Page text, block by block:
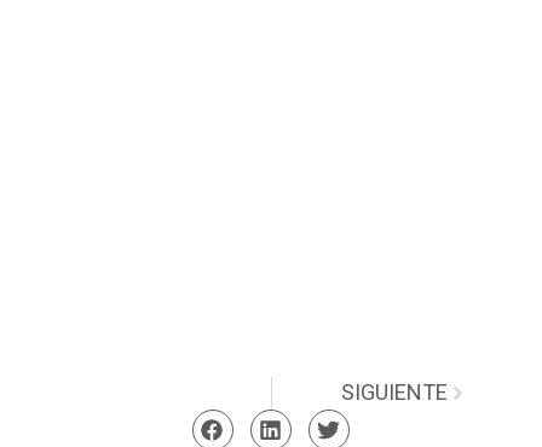
SIGUIENTE